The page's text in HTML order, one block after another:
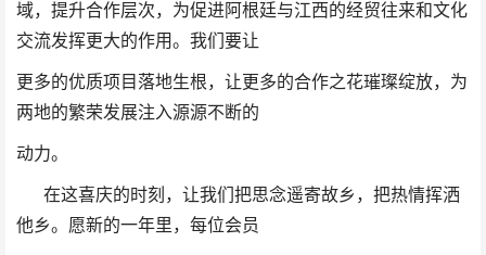
域，提升合作层次，为促进阿根廷与江西的经贸往来和文化
交流发挥更大的作用。我们要让
更多的优质项目落地生根，让更多的合作之花璀璨绽放，为
两地的繁荣发展注入源源不断的
动力。
在这喜庆的时刻，让我们把思念遥寄故乡，把热情挥洒
他乡。愿新的一年里，每位会员